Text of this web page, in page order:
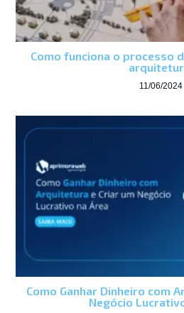
Como funciona o processo
11/06/2024
Como Ganhar Dinheiro com
Negócio